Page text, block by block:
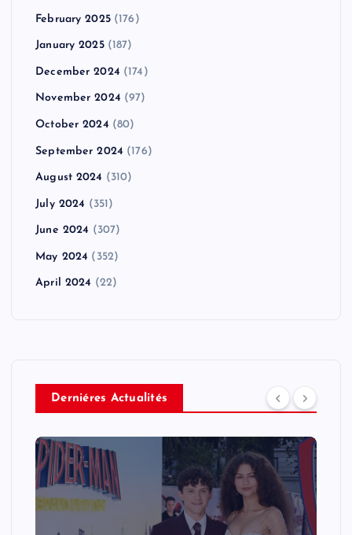
February 2025(176)
January 2025(187)
December 2024 (174)
November 2024 (97)
October 2024 (80)
September 2024 (176)
August 2024 (310)
July 2024 (351)
June 2024 (307)
May 2024 (352)
April 2024 (22)
Derniéres Actualités